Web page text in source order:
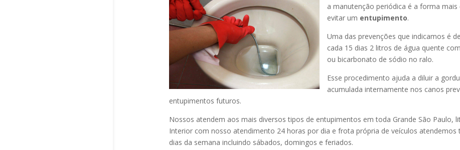
a manutenção periódica é a forma mais
evitar um entupimento.
Uma das prevenções que indicamos é
cada 15 dias 2 litros de água quente
ou bicarbonato de sódio no ralo.
Esse procedimento ajuda a diluir a
acumulada internamente nos canos
entupimentos futuros.
Nossos atendem aos mais diversos tipos de entupimentos em toda Grande São Paulo,
Interior com nosso atendimento 24 horas por dia e frota própria de veículos atendemos
dias da semana incluindo sábados, domingos e feriados.